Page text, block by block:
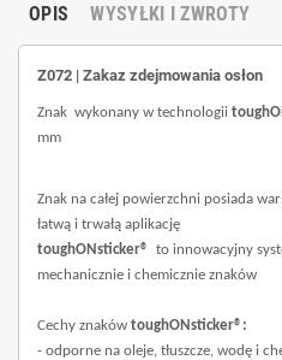
OPIS WYSYŁKI I ZWROTY
Z072 | Zakaz zdejmowania osłon
Znak wykonany w technologii
mm
Znak na całej powierzchni posiada
łatwą i trwałą aplikację
toughONsticker®
to innowacyjny
mechanicznie i chemicznie znaków
Cechy znaków toughONsticker®:
- odporne na oleje, tłuszcze, wodę i